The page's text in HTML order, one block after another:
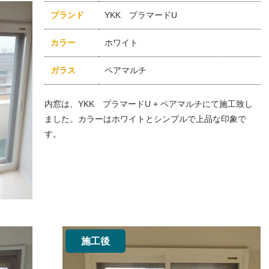
ブランド YKK プラマードU
カラー ホワイト
ガラス ペアマルチ
内窓は、YKK プラマードU + ペアマルチにて施工致し
ました。カラーはホワイトとシンプルで上品な印象で
す。
施工後